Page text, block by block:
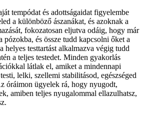
tempódat és adottságaidat figyelembe
a különböző ászanákat, és azoknak a
fokozatosan eljutva odáig, hogy már
pózokba, és össze tudd kapcsolni őket a
helyes testtartást alkalmazva végig tudd
a teljes testedet. Minden gyakorlás
látlak el, amiket a mindennapi
lelki, szellemi stabilitásod, egészséged
óráimon ügyelek rá, hogy nyugodt,
amiben teljes nyugalommal ellazulhatsz,